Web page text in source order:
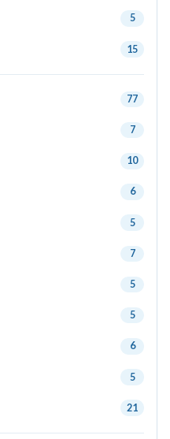
5
15
77
7
10
6
5
7
5
5
6
5
21